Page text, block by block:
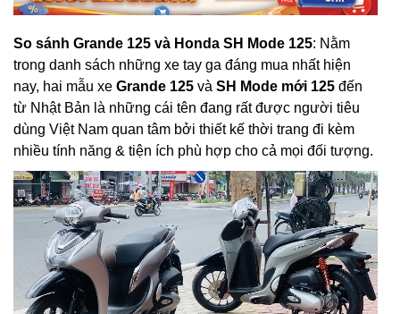
So sánh Grande 125 và Honda SH Mode 125: Nằm
trong danh sách những xe tay ga đáng mua nhất hiện
nay, hai mẫu xe Grande 125 và SH Mode mới 125 đến
từ Nhật Bản là những cái tên đang rất được người tiêu
dùng Việt Nam quan tâm bởi thiết kế thời trang đi kèm
nhiều tính năng & tiện ích phù hợp cho cả mọi đối tượng.